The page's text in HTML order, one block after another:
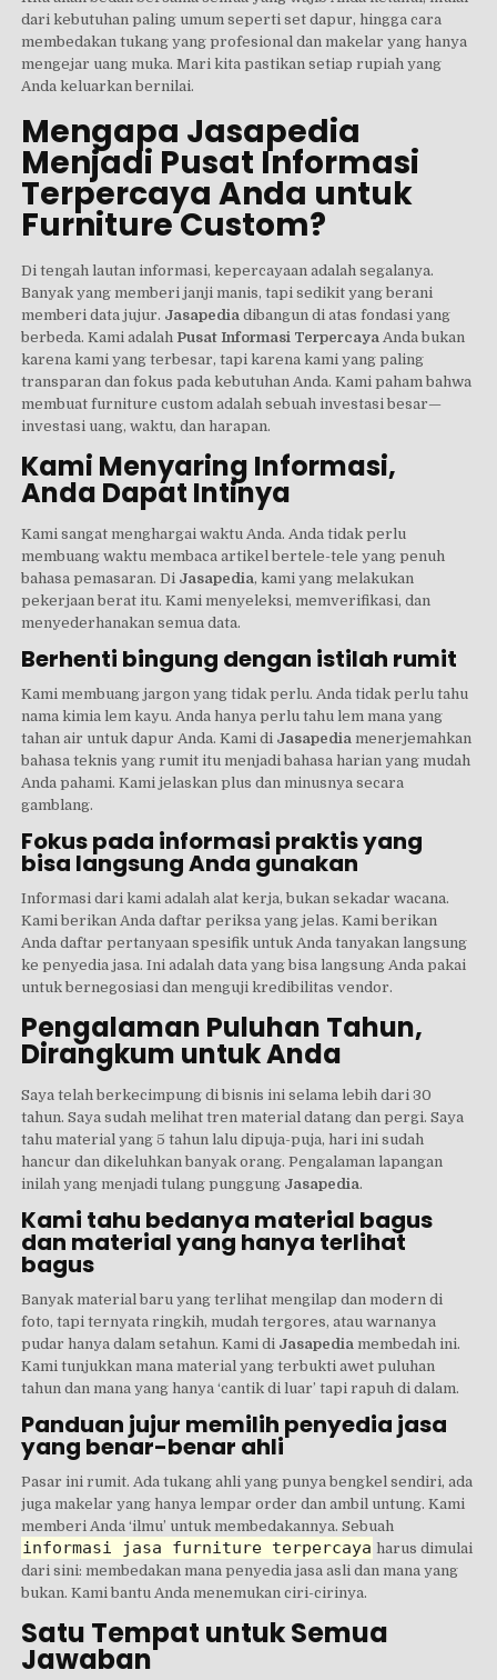
dari kebutuhan paling umum seperti set dapur, hingga cara
membedakan tukang yang profesional dan makelar yang hanya
mengejar uang muka. Mari kita pastikan setiap rupiah yang
Anda keluarkan bernilai.
Mengapa Jasapedia
Menjadi Pusat Informasi
Terpercaya Anda untuk
Furniture Custom?
Di tengah lautan informasi, kepercayaan adalah segalanya.
Banyak yang memberi janji manis, tapi sedikit yang berani
memberi data jujur. Jasapedia dibangun di atas fondasi yang
berbeda. Kami adalah Pusat Informasi Terpercaya Anda bukan
karena kami yang terbesar, tapi karena kami yang paling
transparan dan fokus pada kebutuhan Anda. Kami paham bahwa
membuat furniture custom adalah sebuah investasi besar—
investasi uang, waktu, dan harapan.
Kami Menyaring Informasi,
Anda Dapat Intinya
Kami sangat menghargai waktu Anda. Anda tidak perlu
membuang waktu membaca artikel bertele-tele yang penuh
bahasa pemasaran. Di Jasapedia, kami yang melakukan
pekerjaan berat itu. Kami menyeleksi, memverifikasi, dan
menyederhanakan semua data.
Berhenti bingung dengan istilah rumit
Kami membuang jargon yang tidak perlu. Anda tidak perlu tahu
nama kimia lem kayu. Anda hanya perlu tahu lem mana yang
tahan air untuk dapur Anda. Kami di Jasapedia menerjemahkan
bahasa teknis yang rumit itu menjadi bahasa harian yang mudah
Anda pahami. Kami jelaskan plus dan minusnya secara
gamblang.
Fokus pada informasi praktis yang
bisa langsung Anda gunakan
Informasi dari kami adalah alat kerja, bukan sekadar wacana.
Kami berikan Anda daftar periksa yang jelas. Kami berikan
Anda daftar pertanyaan spesifik untuk Anda tanyakan langsung
ke penyedia jasa. Ini adalah data yang bisa langsung Anda pakai
untuk bernegosiasi dan menguji kredibilitas vendor.
Pengalaman Puluhan Tahun,
Dirangkum untuk Anda
Saya telah berkecimpung di bisnis ini selama lebih dari 30
tahun. Saya sudah melihat tren material datang dan pergi. Saya
tahu material yang 5 tahun lalu dipuja-puja, hari ini sudah
hancur dan dikeluhkan banyak orang. Pengalaman lapangan
inilah yang menjadi tulang punggung Jasapedia.
Kami tahu bedanya material bagus
dan material yang hanya terlihat
bagus
Banyak material baru yang terlihat mengilap dan modern di
foto, tapi ternyata ringkih, mudah tergores, atau warnanya
pudar hanya dalam setahun. Kami di Jasapedia membedah ini.
Kami tunjukkan mana material yang terbukti awet puluhan
tahun dan mana yang hanya ‘cantik di luar’ tapi rapuh di dalam.
Panduan jujur memilih penyedia jasa
yang benar-benar ahli
Pasar ini rumit. Ada tukang ahli yang punya bengkel sendiri, ada
juga makelar yang hanya lempar order dan ambil untung. Kami
memberi Anda ‘ilmu’ untuk membedakannya. Sebuah
informasi jasa furniture terpercaya harus dimulai
dari sini: membedakan mana penyedia jasa asli dan mana yang
bukan. Kami bantu Anda menemukan ciri-cirinya.
Satu Tempat untuk Semua
Jawaban